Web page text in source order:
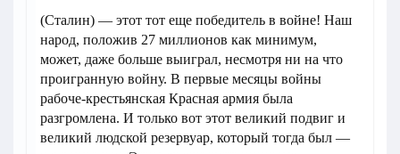
(Сталин) — этот тот еще победитель в войне! Наш
народ, положив 27 миллионов как минимум,
может, даже больше выиграл, несмотря ни на что
проигранную войну. В первые месяцы войны
рабоче-крестьянская Красная армия была
разгромлена. И только вот этот великий подвиг и
великий людской резервуар, который тогда был —